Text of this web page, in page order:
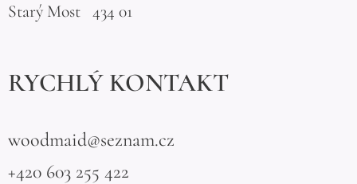
Starý Most 434 01
RYCHLÝ KONTAKT
woodmaid@seznam.cz
+420 603 255 422